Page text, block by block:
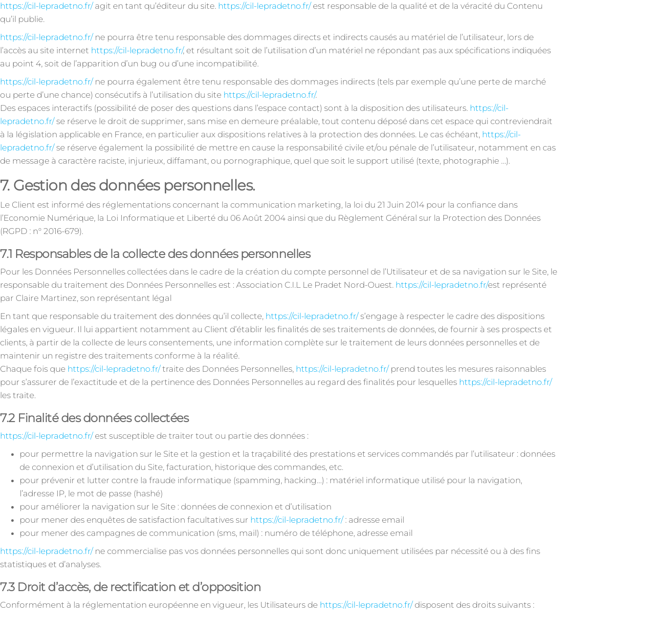
https://cil-lepradetno.fr/agit en tant qu’éditeur du site. https://cil-lepradetno.fr/est responsable de la qualité et de la véracité du Contenu
qu’il publie.
https://cil-lepradetno.fr/ne pourra être tenu responsable des dommages directs et indirects causés au matériel de l’utilisateur, lors de
l’accès au site internet https://cil-lepradetno.fr/, et résultant soit de l’utilisation d’un matériel ne répondant pas aux spécifications indiquées
au point 4, soit de l’apparition d’un bug ou d’une incompatibilité.
https://cil-lepradetno.fr/ne pourra également être tenu responsable des dommages indirects (tels par exemple qu’une perte de marché
ou perte d’une chance) consécutifs à l’utilisation du site https://cil-lepradetno.fr/.
Des espaces interactifs (possibilité de poser des questions dans l’espace contact) sont à la disposition des utilisateurs. https://cil-
lepradetno.fr/se réserve le droit de supprimer, sans mise en demeure préalable, tout contenu déposé dans cet espace qui contreviendrait
à la législation applicable en France, en particulier aux dispositions relatives à la protection des données. Le cas échéant, https://cil-
lepradetno.fr/se réserve également la possibilité de mettre en cause la responsabilité civile et/ou pénale de l’utilisateur, notamment en cas
de message à caractère raciste, injurieux, diffamant, ou pornographique, quel que soit le support utilisé (texte, photographie …).
7. Gestion des données personnelles.
Le Client est informé des réglementations concernant la communication marketing, la loi du 21 Juin 2014 pour la confiance dans
l’Economie Numérique, la Loi Informatique et Liberté du 06 Août 2004 ainsi que du Règlement Général sur la Protection des Données
(RGPD : n° 2016-679).
7.1 Responsables de la collecte des données personnelles
Pour les Données Personnelles collectées dans le cadre de la création du compte personnel de l’Utilisateur et de sa navigation sur le Site, le
responsable du traitement des Données Personnelles est : Association C.I.L Le Pradet Nord-Ouest. https://cil-lepradetno.fr/est représenté
par Claire Martinez, son représentant légal
En tant que responsable du traitement des données qu’il collecte, https://cil-lepradetno.fr/s’engage à respecter le cadre des dispositions
légales en vigueur. Il lui appartient notamment au Client d’établir les finalités de ses traitements de données, de fournir à ses prospects et
clients, à partir de la collecte de leurs consentements, une information complète sur le traitement de leurs données personnelles et de
maintenir un registre des traitements conforme à la réalité.
Chaque fois que https://cil-lepradetno.fr/traite des Données Personnelles, https://cil-lepradetno.fr/prend toutes les mesures raisonnables
pour s’assurer de l’exactitude et de la pertinence des Données Personnelles au regard des finalités pour lesquelles https://cil-lepradetno.fr/
les traite.
7.2 Finalité des données collectées
https://cil-lepradetno.fr/est susceptible de traiter tout ou partie des données :
pour permettre la navigation sur le Site et la gestion et la traçabilité des prestations et services commandés par l’utilisateur : données
de connexion et d’utilisation du Site, facturation, historique des commandes, etc.
pour prévenir et lutter contre la fraude informatique (spamming, hacking…) : matériel informatique utilisé pour la navigation,
l’adresse IP, le mot de passe (hashé)
pour améliorer la navigation sur le Site : données de connexion et d’utilisation
pour mener des enquêtes de satisfaction facultatives sur https://cil-lepradetno.fr/: adresse email
pour mener des campagnes de communication (sms, mail) : numéro de téléphone, adresse email
https://cil-lepradetno.fr/ne commercialise pas vos données personnelles qui sont donc uniquement utilisées par nécessité ou à des fins
statistiques et d’analyses.
7.3 Droit d’accès, de rectification et d’opposition
Conformément à la réglementation européenne en vigueur, les Utilisateurs de https://cil-lepradetno.fr/disposent des droits suivants :